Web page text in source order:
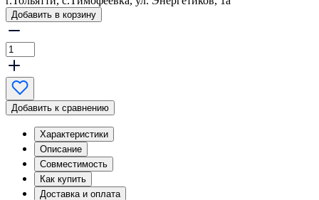
Добавить в корзину
Добавить к сравнению
Характеристики
Описание
Совместимость
Как купить
Доставка и оплата